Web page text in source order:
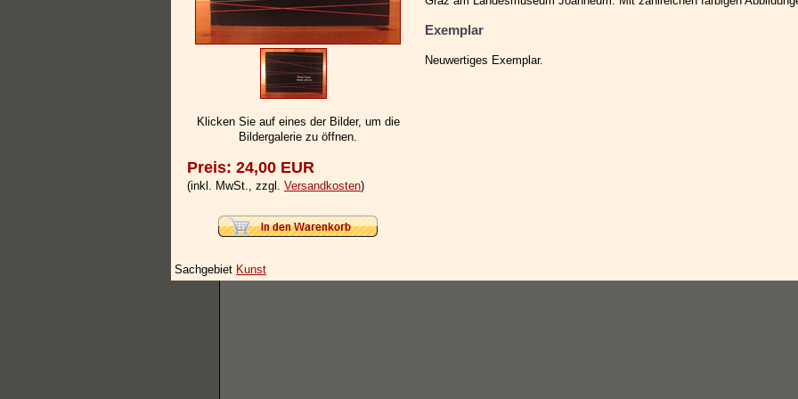
Klicken Sie auf eines der Bilder, um die
Bildergalerie zu öffnen.
Preis: 24,00 EUR
(inkl. MwSt., zzgl. Versandkosten)
Exemplar
Neuwertiges Exemplar.
Sachgebiet Kunst